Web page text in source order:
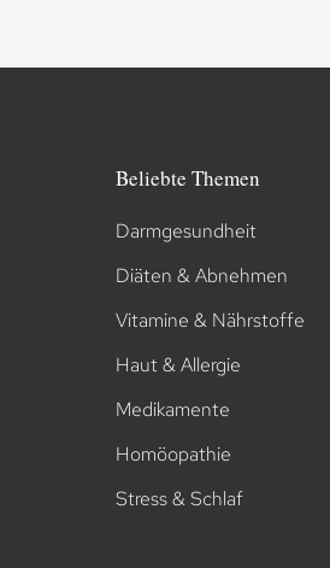
Beliebte Themen
Darmgesundheit
Diäten & Abnehmen
Vitamine & Nährstoffe
Haut & Allergie
Medikamente
Homöopathie
Stress & Schlaf